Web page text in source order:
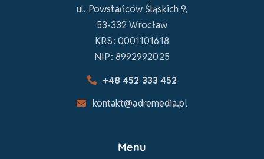
ul. Powstańców Śląskich 9,
53-332 Wrocław
KRS: 0001101618
NIP: 8992992025
+48 452 333 452
kontakt@adremedia.pl
Menu